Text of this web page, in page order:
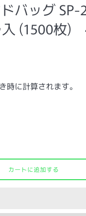
バッグ SP-
入 (1500枚)
時に計算されます。
カートに追加する